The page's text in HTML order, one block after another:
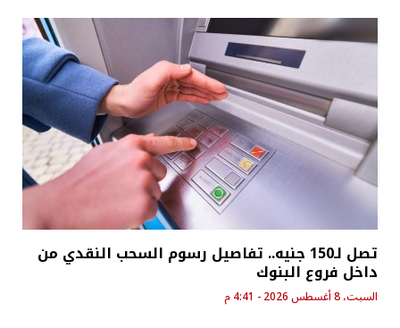
تصل لـ150 جنيه.. تفاصيل رسوم السحب النقدي من
داخل فروع البنوك
السبت، 8 أغسطس 2026 - 4:41 م